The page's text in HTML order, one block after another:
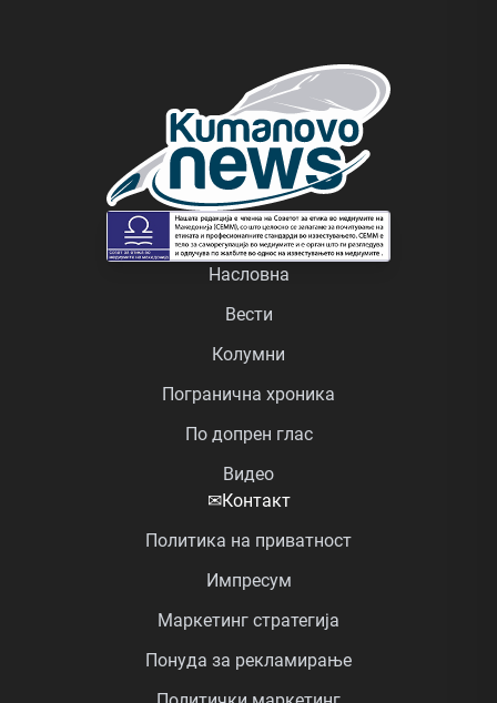
Насловна
Вести
Колумни
Погранична хроника
По допрен глас
Видео
✉Контакт
Политика на приватност
Импресум
Маркетинг стратегија
Понуда за рекламирање